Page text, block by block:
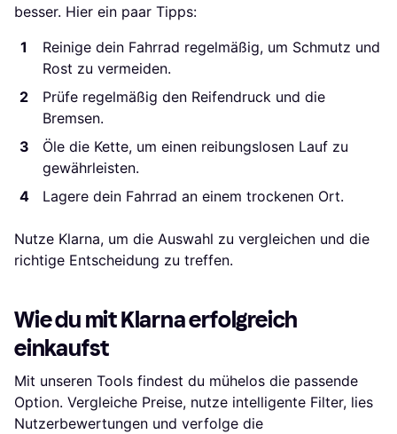
besser. Hier ein paar Tipps:
Reinige dein Fahrrad regelmäßig, um Schmutz und
Rost zu vermeiden.
Prüfe regelmäßig den Reifendruck und die
Bremsen.
Öle die Kette, um einen reibungslosen Lauf zu
gewährleisten.
Lagere dein Fahrrad an einem trockenen Ort.
Nutze Klarna, um die Auswahl zu vergleichen und die
richtige Entscheidung zu treffen.
Wie du mit Klarna erfolgreich
einkaufst
Mit unseren Tools findest du mühelos die passende
Option. Vergleiche Preise, nutze intelligente Filter, lies
Nutzerbewertungen und verfolge die